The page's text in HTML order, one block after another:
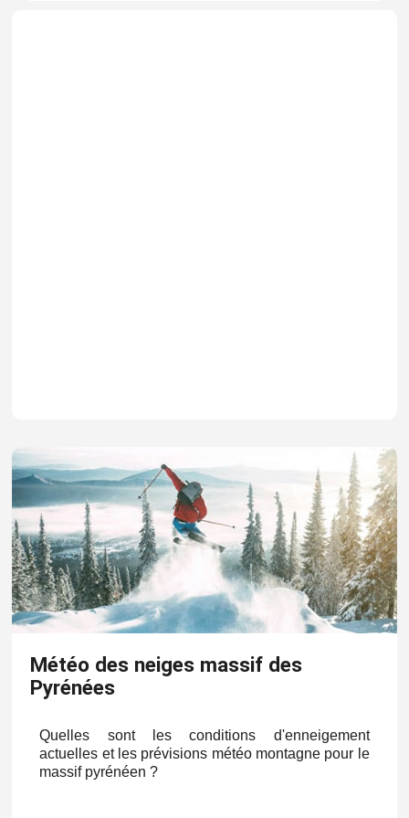
Météo des neiges massif des
Pyrénées
Quelles sont les conditions d'enneigement
actuelles et les prévisions météo montagne pour le
massif pyrénéen ?